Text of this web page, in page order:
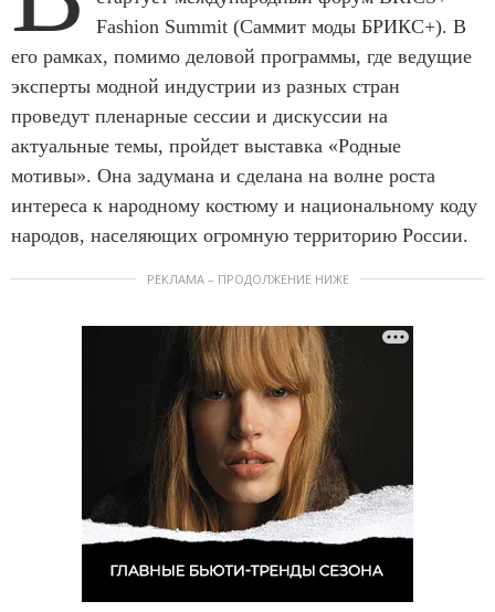
Fashion Summit (Саммит моды БРИКС+). В
его рамках, помимо деловой программы, где ведущие
эксперты модной индустрии из разных стран
проведут пленарные сессии и дискуссии на
актуальные темы, пройдет выставка «Родные
мотивы». Она задумана и сделана на волне роста
интереса к народному костюму и национальному коду
народов, населяющих огромную территорию России.
РЕКЛАМА – ПРОДОЛЖЕНИЕ НИЖЕ